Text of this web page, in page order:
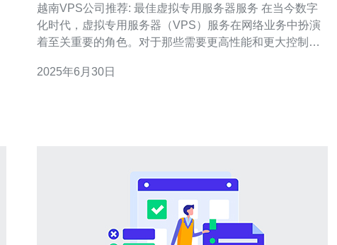
越南VPS公司推荐: 最佳虚拟专用服务器服务 在当今数字
化时代，虚拟专用服务器（VPS）服务在网络业务中扮演
着至关重要的角色。对于那些需要更高性能和更大控制权
有许多VPS公司可以选择，但在这篇文章中，我们将推荐
2025年6月30日